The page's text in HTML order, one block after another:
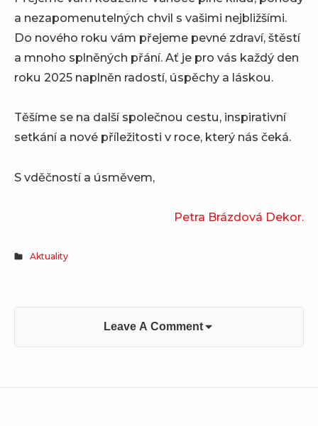
a nezapomenutelných chvil s vašimi nejbližšími.
Do nového roku vám přejeme pevné zdraví, štěstí
a mnoho splněných přání. Ať je pro vás každý den
roku 2025 naplněn radostí, úspěchy a láskou.
Těšíme se na další společnou cestu, inspirativní
setkání a nové příležitosti v roce, který nás čeká.
S vděčností a úsměvem,
Petra Brázdová Dekor.
Aktuality
Leave A Comment